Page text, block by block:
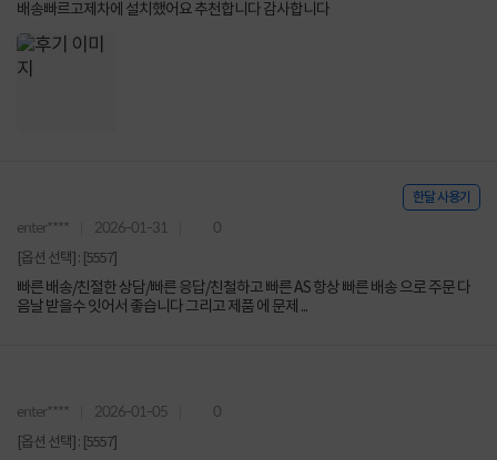
배송빠르고제차에 설치했어요 추천합니다 감사합니다
한달 사용기
enter**** 2026-01-31 0
[옵션 선택] : [5557]
빠른 배송/친절한 상담/빠른 응답/친철하고 빠른 AS 항상 빠른 배송 으로 주문 다
음날 받을수 잇어서 좋습니다 그리고 제품 에 문제 ...
enter**** 2026-01-05 0
[옵션 선택] : [5557]